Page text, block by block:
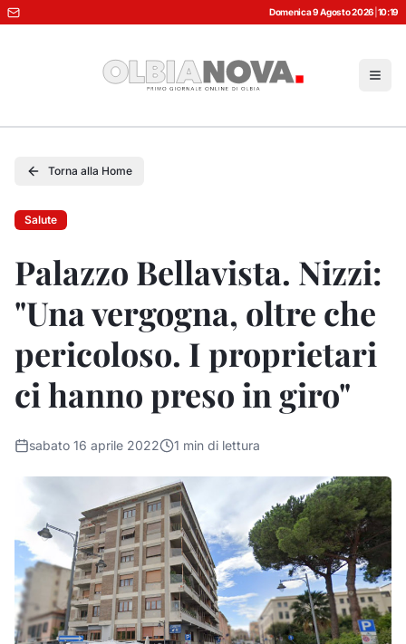
Domenica 9 Agosto 2026 10:19
Torna alla Home
Salute
Palazzo Bellavista. Nizzi:
"Una vergogna, oltre che
pericoloso. I proprietari
ci hanno preso in giro"
sabato 16 aprile 2022 1 min di lettura